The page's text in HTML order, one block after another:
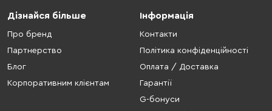
Дізнайся більше
Про бренд
Партнерство
Блог
Корпоративним клієнтам
Інформація
Контакти
Політика конфіденційності
Оплата / Доставка
Гарантії
G-бонуси